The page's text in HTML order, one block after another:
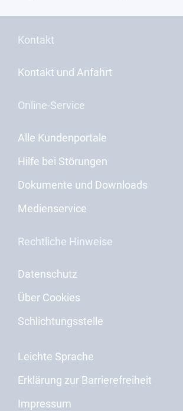
Kontakt
Kontakt und Anfahrt
Online-Service
Alle Kundenportale
Hilfe bei Störungen
Dokumente und Downloads
Medienservice
Rechtliche Hinweise
Datenschutz
Über Cookies
Schlichtungsstelle
Leichte Sprache
Erklärung zur Barrierefreiheit
Impressum